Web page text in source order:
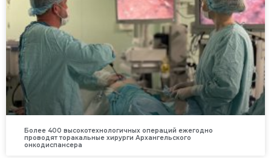
Более 400 высокотехнологичных операций ежегодно
проводят торакальные хирурги Архангельского
онкодиспансера